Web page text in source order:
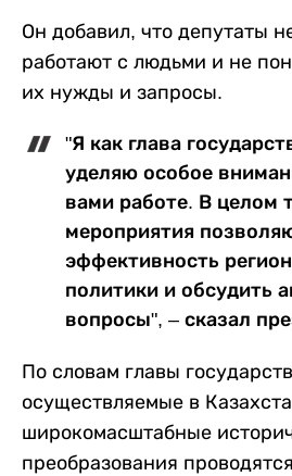
Он добавил, что депутаты
работают с людьми и не
их нужды и запросы.
"Я как глава
уделяю особое
вами работе. В целом
мероприятия
эффективность
политики и обсудить
вопросы", – сказал
По словам главы
осуществляемые в
широкомасштабные
преобразования